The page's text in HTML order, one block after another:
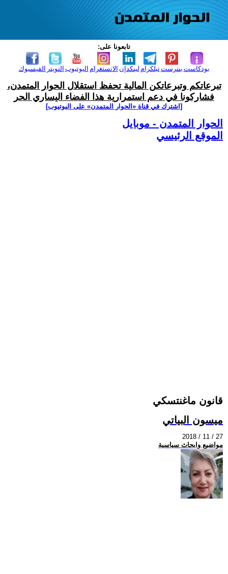
تابعونا على:
الفيسبوك التويتر اليوتيوب الانستغرام لينكدإن تيلكرامبنترست بودكاست
تبرعاتكم وتبرعاتكن المالية تحفظ استقلال الحوار المتمدن،
فشاركونا في دعم استمرارية هذا الفضاء اليساري الحر
[اشترك في قناة ‫«الحوار المتمدن» على اليوتيوب]
الحوار المتمدن - موبايل
الموقع الرئيسي
قانون ماغنتسكي
ميسون البياتي
2018 / 11 / 27
مواضيع وابحاث سياسية